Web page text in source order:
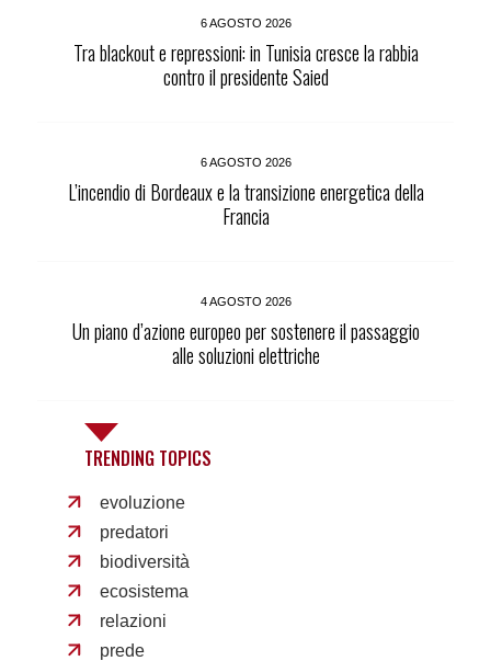
6 AGOSTO 2026
Tra blackout e repressioni: in Tunisia cresce la rabbia
contro il presidente Saied
6 AGOSTO 2026
L’incendio di Bordeaux e la transizione energetica della
Francia
4 AGOSTO 2026
Un piano d’azione europeo per sostenere il passaggio
alle soluzioni elettriche
TRENDING TOPICS
evoluzione
predatori
biodiversità
ecosistema
relazioni
prede